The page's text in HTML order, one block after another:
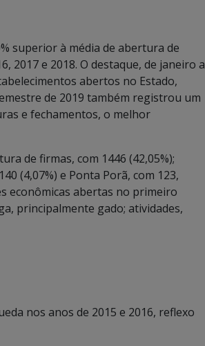
superior à média de abertura de
2017 e 2018. O destaque, de janeiro a
abertos no Estado,
de 2019 também registrou um
e fechamentos, o melhor
de firmas, com 1446 (42,05%);
(4,07%) e Ponta Porã, com 123,
econômicas abertas no primeiro
principalmente gado; atividades,
nos anos de 2015 e 2016, reflexo